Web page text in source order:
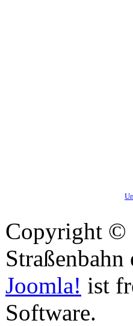
Copyright ©
Joomla! ist
Software.